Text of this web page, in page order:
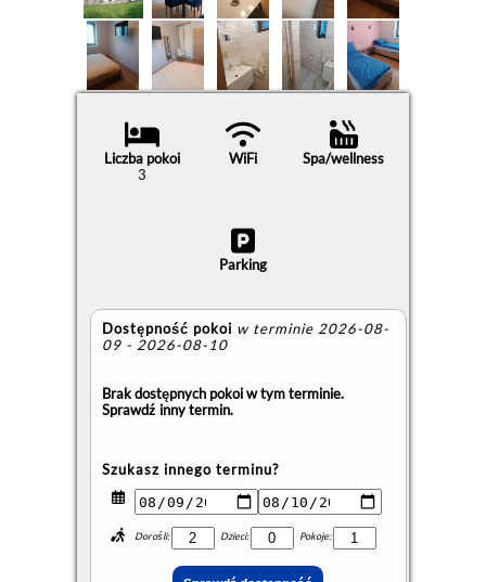
Liczba pokoi
3
WiFi Spa/wellness
Parking
Dostępność pokoi w terminie 2026-08-
09 - 2026-08-10
Brak dostępnych pokoi w tym terminie.
Sprawdź inny termin.
Szukasz innego terminu?
Dorośli: Dzieci: Pokoje: